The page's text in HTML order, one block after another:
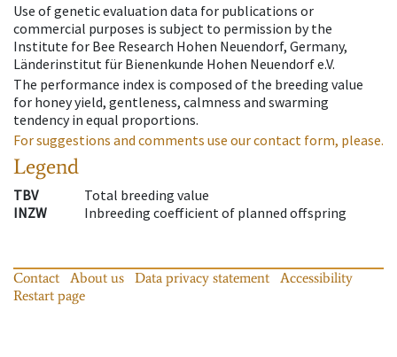
Use of genetic evaluation data for publications or
commercial purposes is subject to permission by the
Institute for Bee Research Hohen Neuendorf, Germany,
Länderinstitut für Bienenkunde Hohen Neuendorf e.V.
The performance index is composed of the breeding value
for honey yield, gentleness, calmness and swarming
tendency in equal proportions.
For suggestions and comments use our contact form, please.
Legend
TBV
Total breeding value
INZW
Inbreeding coefficient of planned offspring
Contact About us Data privacy statement
Accessibility
Restart page